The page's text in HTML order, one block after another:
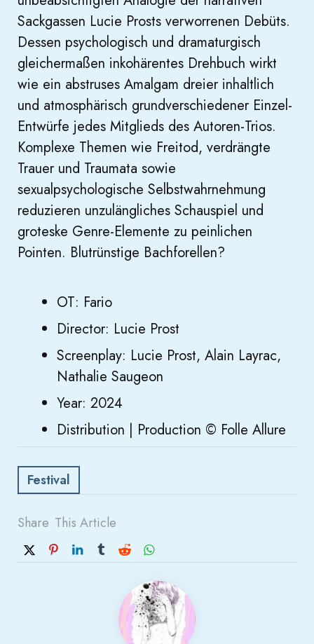
Sackgassen Lucie Prosts verworrenen Debüts.
Dessen psychologisch und dramaturgisch
gleichermaßen inkohärentes Drehbuch wirkt
wie ein abstruses Amalgam dreier inhaltlich
und atmosphärisch grundverschiedener Einzel-
Entwürfe jedes Mitglieds des Autoren-Trios.
Komplexe Themen wie Freitod, verdrängte
Trauer und Traumata sowie
sexualpsychologische Selbstwahrnehmung
reduzieren unzulängliches Schauspiel und
groteske Genre-Elemente zu peinlichen
Pointen. Blutrünstige Bachforellen?
OT: Fario
Director: Lucie Prost
Screenplay: Lucie Prost, Alain Layrac,
Nathalie Saugeon
Year: 2024
Distribution | Production © Folle Allure
Festival
Share This Article